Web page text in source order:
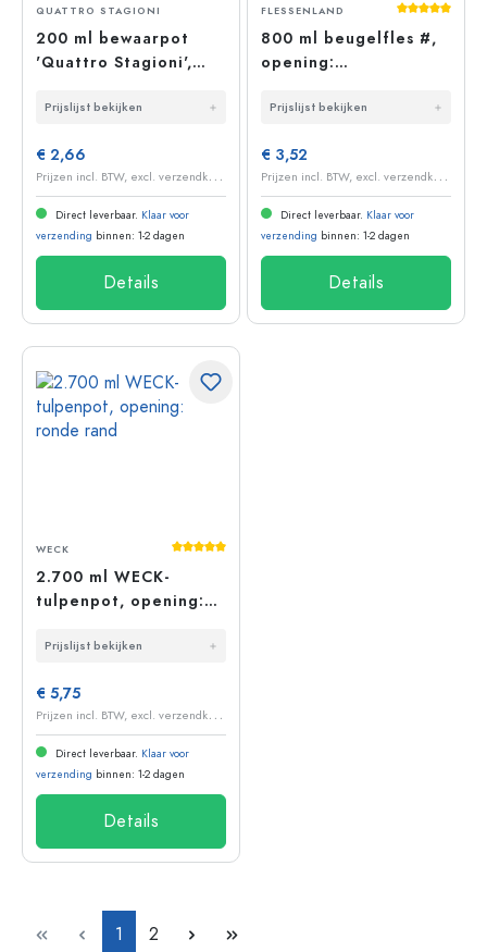
QUATTRO STAGIONI
200 ml bewaarpot
'Quattro Stagioni',
Prijslijst bekijken
€ 2,66
P
rijzen incl. BTW, excl. verzendkosten
Direct leverbaar. Klaar voor
verzending binnen: 1-2 dagen
Details
FLESSENLAND
800 ml beugelfles #,
opening:
Prijslijst bekijken
€ 3,52
P
rijzen incl. BTW, excl. verzendkosten
Direct leverbaar. Klaar voor
verzending binnen: 1-2 dagen
Details
Gemiddelde waardering van 5 van 5
WECK
2.700 ml WECK-
tulpenpot, opening:
Prijslijst bekijken
€ 5,75
P
rijzen incl. BTW, excl. verzendkosten
Direct leverbaar. Klaar voor
verzending binnen: 1-2 dagen
Details
Pagina
1 Pagina
2